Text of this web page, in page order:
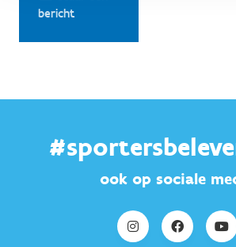
bericht
ook op sociale